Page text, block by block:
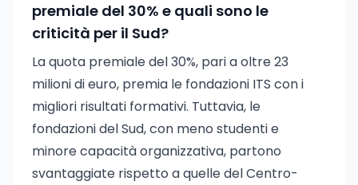
premiale del 30% e quali sono le
criticità per il Sud?
La quota premiale del 30%, pari a oltre 23
milioni di euro, premia le fondazioni ITS con i
migliori risultati formativi. Tuttavia, le
fondazioni del Sud, con meno studenti e
minore capacità organizzativa, partono
svantaggiate rispetto a quelle del Centro-